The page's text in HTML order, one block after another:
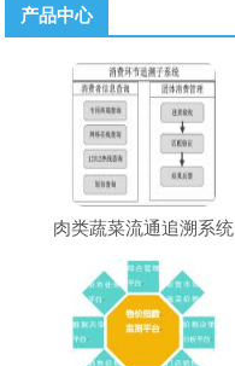
产品中心
肉类蔬菜流通追溯系统